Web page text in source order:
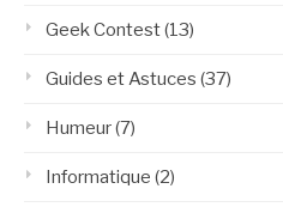
Geek Contest(13)
Guides et Astuces (37)
Humeur(7)
Informatique (2)